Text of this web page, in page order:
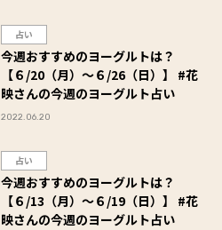
占い
今週おすすめのヨーグルトは？
【６/20（月）～６/26（日）】 #花
映さんの今週のヨーグルト占い
2022.06.20
占い
今週おすすめのヨーグルトは？
【６/13（月）～６/19（日）】 #花
映さんの今週のヨーグルト占い